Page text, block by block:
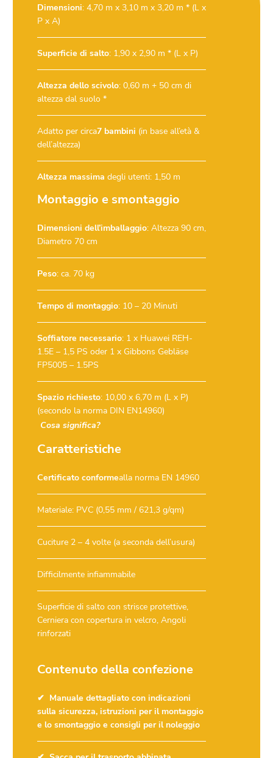
Dimensioni: 4,70 m x 3,10 m x 3,20 m * (L x
P x A)
Superficie di salto: 1,90 x 2,90 m * (L x P)
Altezza dello scivolo: 0,60 m + 50 cm di
altezza dal suolo *
Adatto per circa7 bambini (in base all’età &
dell’altezza)
Altezza massima degli utenti: 1,50 m
Montaggio e smontaggio
Dimensioni dell’imballaggio: Altezza 90 cm,
Diametro 70 cm
Peso: ca. 70 kg
Tempo di montaggio: 10 – 20 Minuti
Soffiatore necessario: 1 x Huawei REH-
1.5E – 1,5 PS oder 1 x Gibbons Gebläse
FP5005 – 1.5PS
Spazio richiesto: 10,00 x 6,70 m (L x P)
(secondo la norma DIN EN14960)
Cosa significa?
Caratteristiche
Certificato conformealla norma EN 14960
Materiale: PVC (0,55 mm / 621,3 g/qm)
Cuciture 2 – 4 volte (a seconda dell’usura)
Difficilmente infiammabile
Superficie di salto con strisce protettive,
Cerniera con copertura in velcro, Angoli
rinforzati
Contenuto della confezione
Manuale dettagliato con indicazioni
sulla sicurezza, istruzioni per il montaggio
e lo smontaggio e consigli per il noleggio